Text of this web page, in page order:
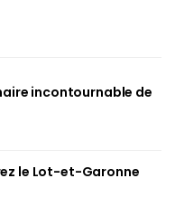
incontournable de
le Lot-et-Garonne